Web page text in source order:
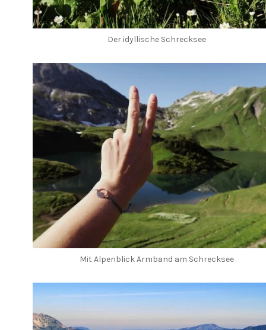
Der idyllische Schrecksee
Mit Alpenblick Armband am Schrecksee